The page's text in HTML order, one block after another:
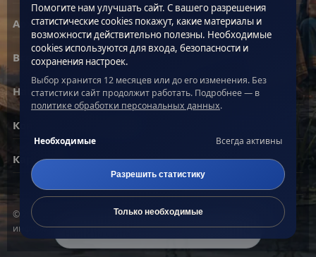
Поиск по сайту
Архив материалов
Все теги
Настройки cookies
Конфиденциальность
Карта сайта
© 2005–2026 «Живая Эзотерика». Материалы сайта носят
информационный характер.
Помогите нам улучшать сайт. С вашего разрешения
статистические cookies покажут, какие материалы и
возможности действительно полезны. Необходимые
cookies используются для входа, безопасности и
сохранения настроек.
Выбор хранится 12 месяцев или до его изменения. Без
статистики сайт продолжит работать. Подробнее — в
политике обработки персональных данных.
Необходимые Всегда активны
Разрешить статистику
Только необходимые